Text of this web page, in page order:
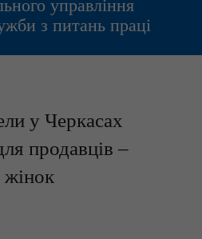
управління
з питань праці
у Черкасах
продавців –
жінок